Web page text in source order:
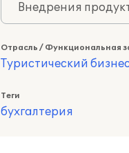
Внедрения
Отрасль / Функциональная
Туристический бизнес
Теги
бухгалтерия